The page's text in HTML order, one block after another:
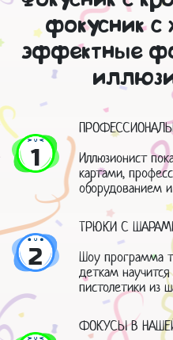
фокусник
эффектные
1
Иллюзионист
картами,
оборудованием
2
ТРЮКИ С
Шоу программа
деткам
пистолетики из
ФОКУСЫ В